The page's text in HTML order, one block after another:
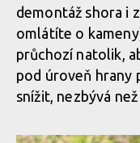
demontáž shora i
omlátíte o
průchozí natolik,
pod úroveň hrany
snížit, nezbývá